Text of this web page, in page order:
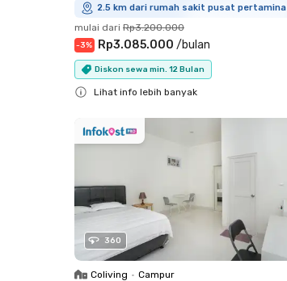
2.5 km dari rumah sakit pusat pertamina
mulai dari Rp3.200.000
-3% Rp3.085.000 /bulan
Diskon sewa min. 12 Bulan
Lihat info lebih banyak
360
Coliving • Campur